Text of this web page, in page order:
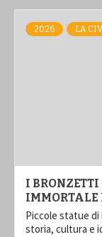
2026 LA
I
Piccole statue
storia, cultura e